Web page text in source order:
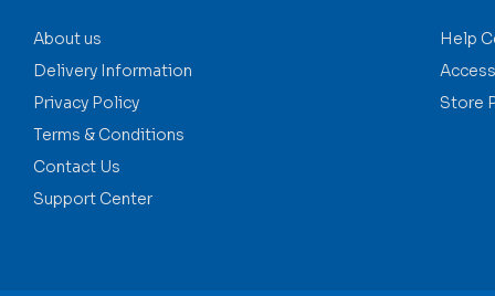
About us
Delivery Information
Privacy Policy
Terms & Conditions
Contact Us
Support Center
Help
Store